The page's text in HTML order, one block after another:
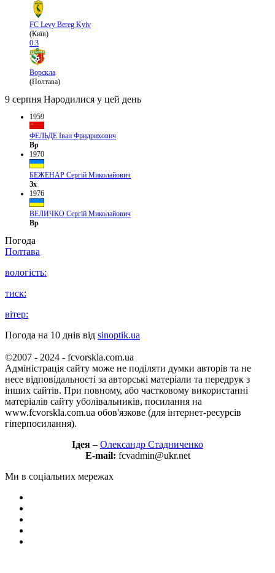
FC Levy Bereg Kyiv
(Київ)
0:3
Ворскла
(Полтава)
9 серпня Народилися у цей день
1959
ФЕЛЬДЕ Іван Фридрихович
Вр
1970
БЕЖЕНАР Сергій Миколайович
Зх
1976
ВЕЛИЧКО Сергій Миколайович
Вр
Погода
Полтава
вологість:
тиск:
вітер:
Погода на 10 днів від sinoptik.ua
©2007 - 2024 - fcvorskla.com.ua
Адміністрація сайту може не поділяти думки авторів та не
несе відповідальності за авторські матеріали та передрук з
інших сайтів. При повному, або частковому використанні
матеріалів сайту уболівальників, посилання на
www.fcvorskla.com.ua обов'язкове (для інтернет-ресурсів
гіперпосилання).
Ідея – Олександр Стадниченко
E-mail: fcvadmin@ukr.net
Ми в соціальних мережах